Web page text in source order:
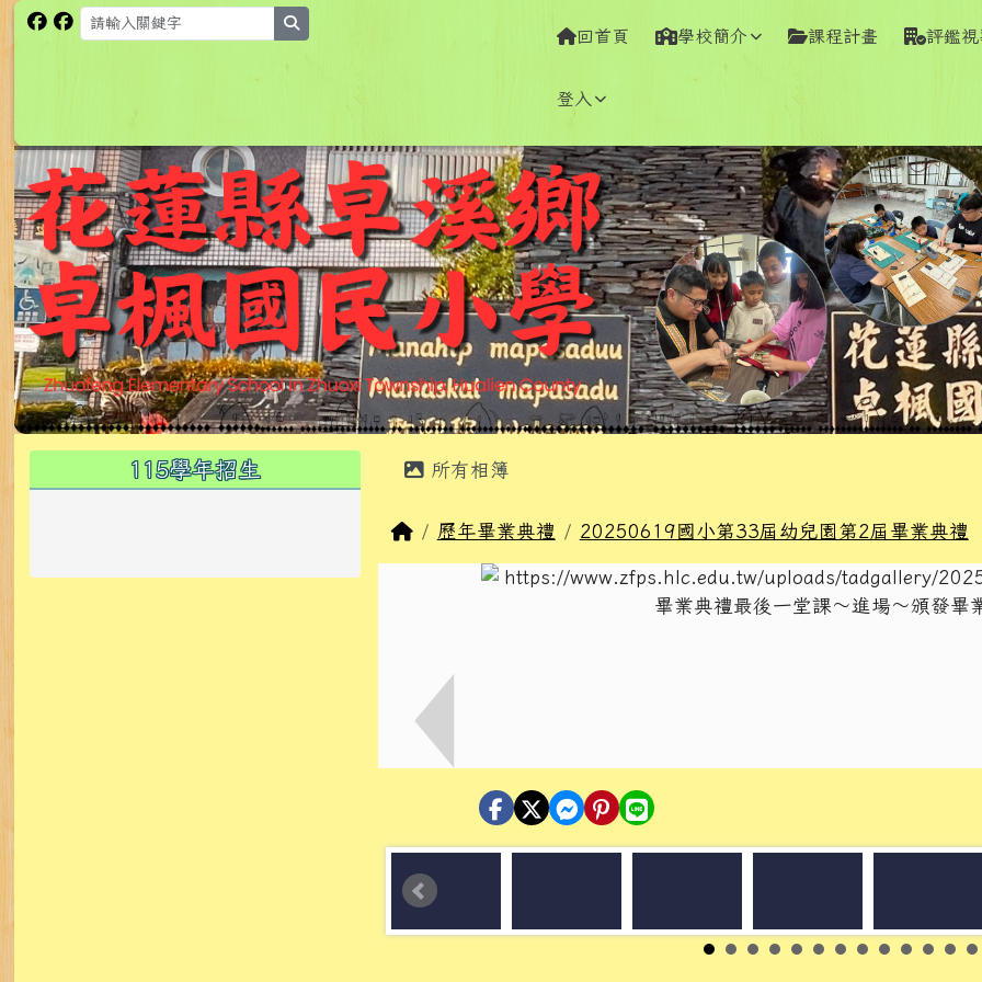
跳至主內容區
花蓮縣卓溪鄉卓楓國民小學全球資訊網
回首頁 學校簡介 課程計畫 評鑑視
登入
左邊區域內容
115學年招生 主內容區域
所有相簿
回首頁
歷年畢業典禮 20250619國小第33屆幼兒園第2屆畢業典禮
頁尾區域